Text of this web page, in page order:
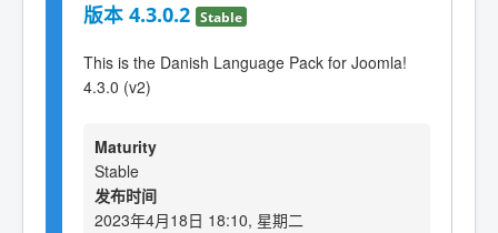
版本 4.3.0.2 Stable
This is the Danish Language Pack for Joomla!
4.3.0 (v2)
Maturity
Stable
发布时间
2023年4月18日 18:10, 星期二